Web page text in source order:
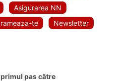
Asigurarea NN
te Newsletter
pas către